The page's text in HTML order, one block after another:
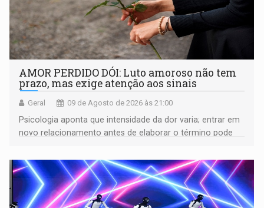
AMOR PERDIDO DÓI: Luto amoroso não tem
prazo, mas exige atenção aos sinais
Geral 09 de Agosto de 2026 às 21:00
Psicologia aponta que intensidade da dor varia; entrar em
novo relacionamento antes de elaborar o término pode